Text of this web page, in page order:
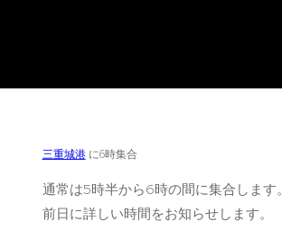
三重城港に6時集合
通常は5時半から6時の間に集合します。
前日に詳しい時間をお知らせします。